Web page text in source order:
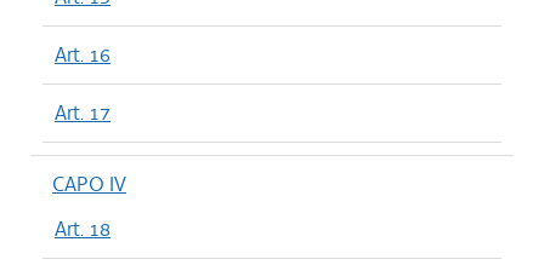
Art. 16
Art. 17
CAPO IV
Art. 18